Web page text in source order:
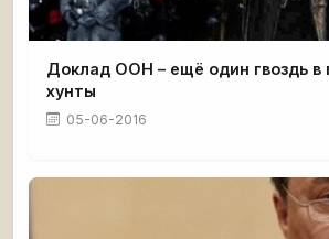
Доклад ООН – ещё один гвоздь в
хунты
05-06-2016